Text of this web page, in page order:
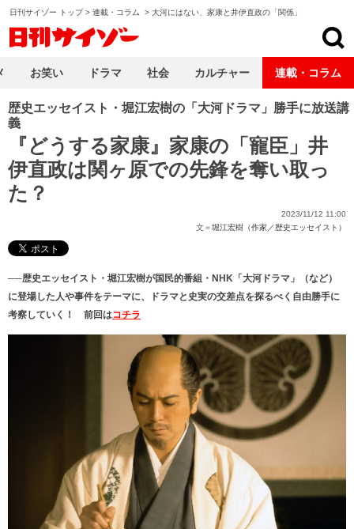
日刊サイゾー トップ> 連載・コラム > 大河にはない、家康と井伊直政の「関係」
歴史エッセイスト・堀江宏樹の「大河ドラマ」勝手に放送講
義
『どうする家康』家康の「寵臣」井
伊直政は関ヶ原での先鋒を奪い取っ
た？
2023/11/12 11:00
文＝堀江宏樹（作家／歴史エッセイスト）
──歴史エッセイスト・堀江宏樹が国民的番組・NHK「大河ドラマ」（など）
に登場した人や事件をテーマに、ドラマと史実の交差点を探るべく自由勝手に
考察していく！ 前回はコチラ
お笑い ドラマ 社会 カルチャー 連載・コラム